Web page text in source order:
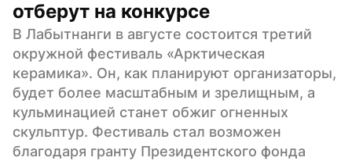
отберут на конкурсе
В Лабытнанги в августе состоится третий
окружной фестиваль «Арктическая
керамика». Он, как планируют организаторы,
будет более масштабным и зрелищным, а
кульминацией станет обжиг огненных
скульптур. Фестиваль стал возможен
благодаря гранту Президентского фонда